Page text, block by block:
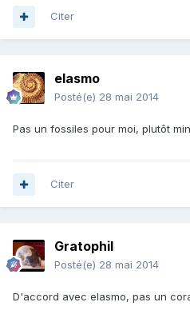
Citer
elasmo
Posté(e) 28 mai 2014
Pas un fossiles pour moi, plutôt
Citer
Gratophil
Posté(e) 28 mai 2014
D'accord avec elasmo, pas un